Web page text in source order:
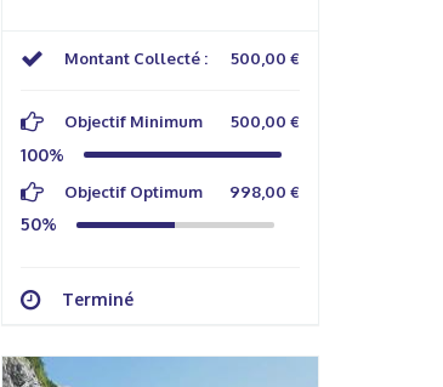
Montant Collecté : 500,00 €
Objectif Minimum 500,00 €
100%
Objectif Optimum 998,00 €
50%
Terminé